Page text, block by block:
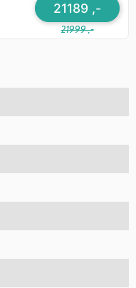
21999 ,-
21189 ,-